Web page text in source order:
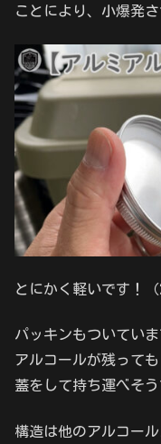
ことにより、小爆発さ
とにかく軽いです！（
パッキンもついていま
アルコールが残っても
蓋をして持ち運べそう
構造は他のアルコー